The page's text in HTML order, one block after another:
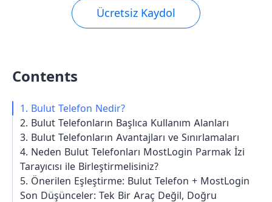
Ücretsiz Kaydol
Contents
1. Bulut Telefon Nedir?
2. Bulut Telefonların Başlıca Kullanım Alanları
3. Bulut Telefonların Avantajları ve Sınırlamaları
4. Neden Bulut Telefonları MostLogin Parmak İzi
Tarayıcısı ile Birleştirmelisiniz?
5. Önerilen Eşleştirme: Bulut Telefon + MostLogin
Son Düşünceler: Tek Bir Araç Değil, Doğru